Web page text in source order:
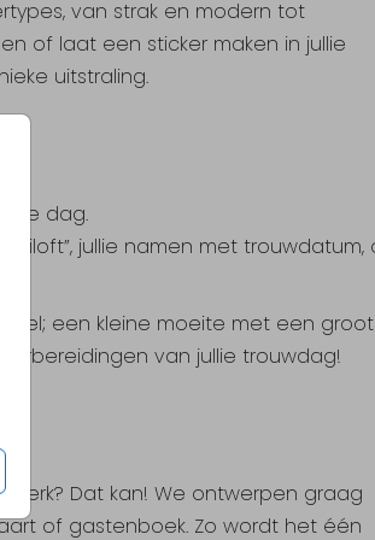
van strak en modern tot
of laat een sticker maken in jullie
uitstraling.
dag.
jullie namen met trouwdatum,
een kleine moeite met een
van jullie trouwdag!
Dat kan! We ontwerpen graag
of gastenboek. Zo wordt het één